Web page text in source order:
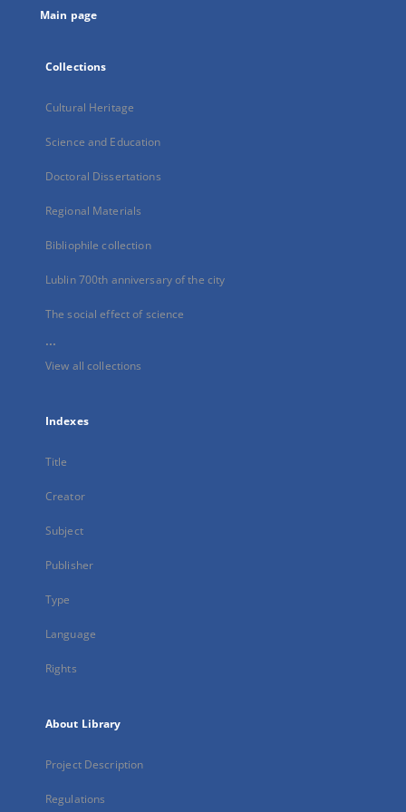
Main page
Collections
Cultural Heritage
Science and Education
Doctoral Dissertations
Regional Materials
Bibliophile collection
Lublin 700th anniversary of the city
The social effect of science
...
View all collections
Indexes
Title
Creator
Subject
Publisher
Type
Language
Rights
About Library
Project Description
Regulations